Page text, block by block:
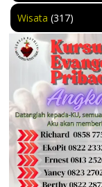
Wisata (317)